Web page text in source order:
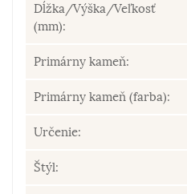
Dĺžka/Výška/Veľkosť
(mm):
Primárny kameň:
Primárny kameň (farba):
Určenie:
Štýl: